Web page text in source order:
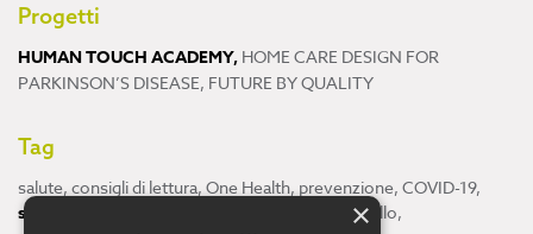
Progetti
HUMAN TOUCH ACADEMY, HOME CARE DESIGN FOR
PARKINSON’S DISEASE, FUTURE BY QUALITY
Tag
salute, consigli di lettura, One Health, prevenzione, COVID-19,
scienza cervello,
×